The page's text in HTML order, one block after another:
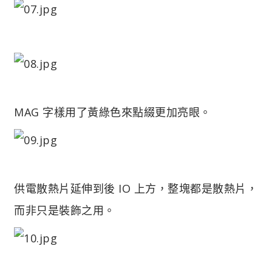
MAG 字樣用了黃綠色來點綴更加亮眼。
供電散熱片延伸到後 IO 上方，整塊都是散熱片，
而非只是裝飾之用。